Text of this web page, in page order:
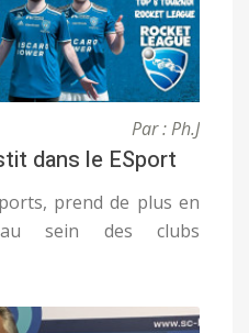
Par : Ph.J
dans le ESport
prend de plus en
sein des clubs